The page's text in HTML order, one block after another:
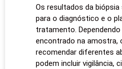
Os resultados da
para o diagnóstico e o
tratamento.
encontrado na amostra,
recomendar diferentes
podem incluir vigilância,